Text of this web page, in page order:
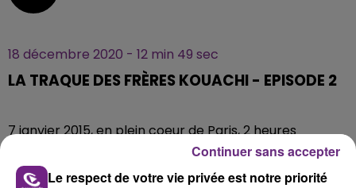
18 décembre 2020 - 12 min 49 sec
LA TRAQUE DES FRÈRES KOUACHI - EPISODE 2
7 janvier 2015, en plein coeur de Paris, 2 heures
s'introduisent les locaux de Charlie hebdo. Cette
histoire qui a profondément marqué les Français va
Le respect de votre vie privée est notre priorité
Continuer sans accepter